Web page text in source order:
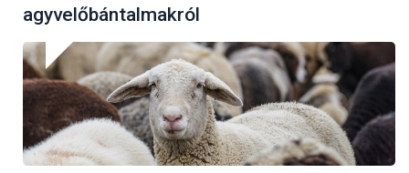
agyvelőbántalmakról